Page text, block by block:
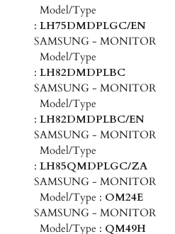
Model/Type
: LH75DMDPLGC/EN
SAMSUNG - MONITOR
Model/Type
: LH82DMDPLBC
SAMSUNG - MONITOR
Model/Type
: LH82DMDPLBC/EN
SAMSUNG - MONITOR
Model/Type
: LH85QMDPLGC/ZA
SAMSUNG - MONITOR
Model/Type : OM24E
SAMSUNG - MONITOR
Model/Type : QM49H